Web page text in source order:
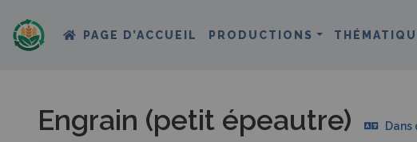
PAGE D’ACCUEIL PRODUCTIONS
Engrain (petit épeautre) Dans